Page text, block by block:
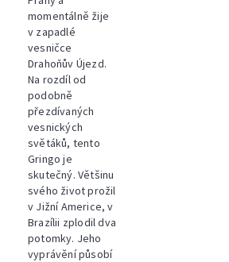
momentálně žije
v zapadlé
vesničce
Drahoňův Újezd.
Na rozdíl od
podobně
přezdívaných
vesnických
světáků, tento
Gringo je
skutečný. Většinu
svého život prožil
v Jižní Americe, v
Brazílii zplodil dva
potomky. Jeho
vyprávění působí